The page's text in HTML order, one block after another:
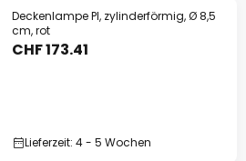
Deckenlampe PI, zylinderförmig, Ø 8,5
cm, rot
CHF 173.41
Lieferzeit: 4 - 5 Wochen